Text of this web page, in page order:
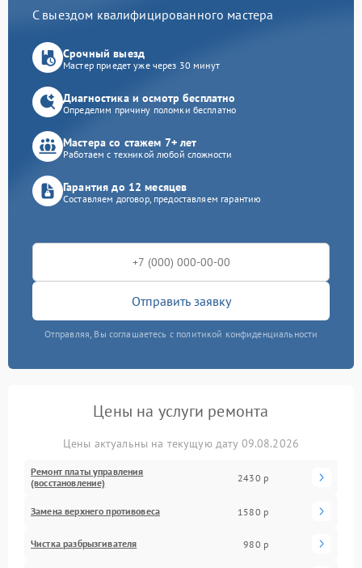
С выездом квалифицированного мастера
Срочный выезд
Мастер приедет уже через 30 минут
Диагностика и осмотр бесплатно
Определим причину поломки бесплатно
Мастера со стажем 7+ лет
Работаем с техникой любой сложности
Гарантия до 12 месяцев
Составляем договор, предоставляем гарантию
Отправить заявку
Отправляя, Вы соглашаетесь с политикой конфиденциальности
Цены на услуги ремонта
Цены актуальны на текущую дату 09.08.2026
Ремонт платы управления
(восстановление)
2430 р
Замена верхнего противовеса 1580 р
Чистка разбрызгивателя 980 р